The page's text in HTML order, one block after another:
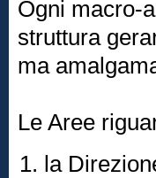
Ogni macro-
struttura
ma
Le Aree
la